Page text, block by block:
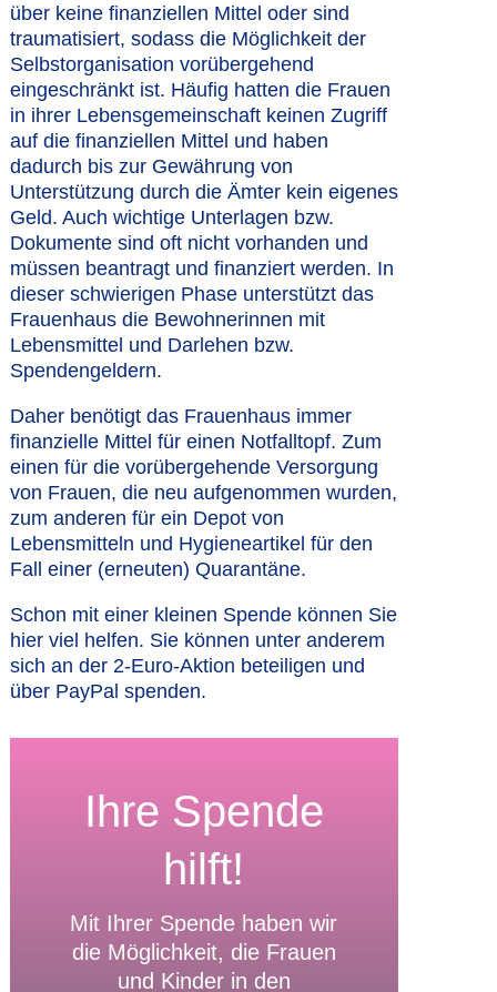
über keine finanziellen Mittel oder sind
traumatisiert, sodass die Möglichkeit der
Selbstorganisation vorübergehend
eingeschränkt ist. Häufig hatten die Frauen
in ihrer Lebensgemeinschaft keinen Zugriff
auf die finanziellen Mittel und haben
dadurch bis zur Gewährung von
Unterstützung durch die Ämter kein eigenes
Geld. Auch wichtige Unterlagen bzw.
Dokumente sind oft nicht vorhanden und
müssen beantragt und finanziert werden. In
dieser schwierigen Phase unterstützt das
Frauenhaus die Bewohnerinnen mit
Lebensmittel und Darlehen bzw.
Spendengeldern.
Daher benötigt das Frauenhaus immer
finanzielle Mittel für einen Notfalltopf. Zum
einen für die vorübergehende Versorgung
von Frauen, die neu aufgenommen wurden,
zum anderen für ein Depot von
Lebensmitteln und Hygieneartikel für den
Fall einer (erneuten) Quarantäne.
Schon mit einer kleinen Spende können Sie
hier viel helfen. Sie können unter anderem
sich an der 2-Euro-Aktion beteiligen und
über PayPal spenden.
Ihre Spende
hilft!
Mit Ihrer Spende haben wir
die Möglichkeit, die Frauen
und Kinder in den